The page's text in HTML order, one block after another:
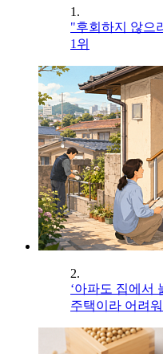
1.
"후회하지 않으
1위
2.
‘아파도 집에서
주택이라 어려워